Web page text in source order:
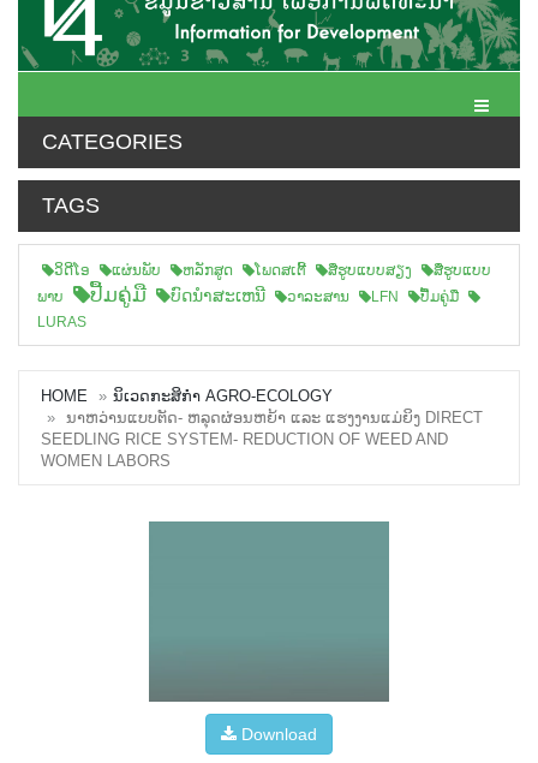
Toggle
CATEGORIES
TAGS
ວິດີໂອ ແຜ່ນພັບ ຫລັກສູດ ໂພດສເຕີ້ ສືຮູບແບບສຽງ
ສື່ຮູບແບບ
ພາບ
ປື້ມຄູ່ມື ບົດນຳສະເຫນີ ວາລະສານ LFN
ປື້ມຄູ່ມື
LURAS
HOME
ນິເວດກະສິກຳ AGRO-ECOLOGY
ນາຫວ່ານແບບຕັດ- ຫລຸດຜ່ອນຫຍ້າ ແລະ ແຮງງານແມ່ຍິງ DIRECT
SEEDLING RICE SYSTEM- REDUCTION OF WEED AND
WOMEN LABORS
Download